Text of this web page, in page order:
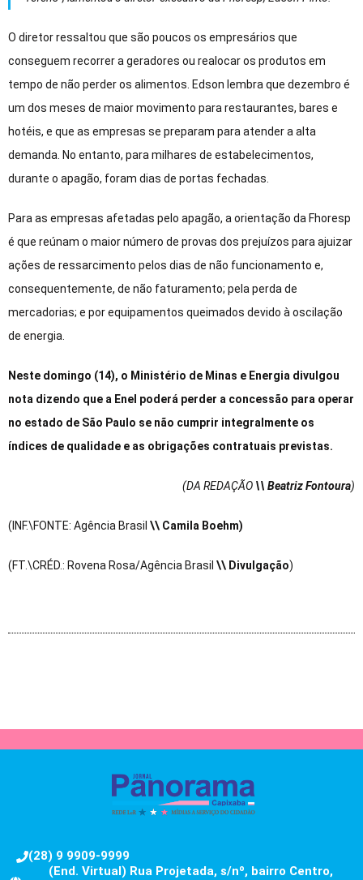
O diretor ressaltou que são poucos os empresários que
conseguem recorrer a geradores ou realocar os produtos em
tempo de não perder os alimentos. Edson lembra que dezembro é
um dos meses de maior movimento para restaurantes, bares e
hotéis, e que as empresas se preparam para atender a alta
demanda. No entanto, para milhares de estabelecimentos,
durante o apagão, foram dias de portas fechadas.
Para as empresas afetadas pelo apagão, a orientação da Fhoresp
é que reúnam o maior número de provas dos prejuízos para ajuizar
ações de ressarcimento pelos dias de não funcionamento e,
consequentemente, de não faturamento; pela perda de
mercadorias; e por equipamentos queimados devido à oscilação
de energia.
Neste domingo (14), o Ministério de Minas e Energia divulgou
nota dizendo que a Enel poderá perder a concessão para operar
no estado de São Paulo se não cumprir integralmente os
índices de qualidade e as obrigações contratuais previstas.
(DA REDAÇÃO \\ Beatriz Fontoura)
(INF.\FONTE: Agência Brasil \\ Camila Boehm)
(FT.\CRÉD.: Rovena Rosa/Agência Brasil \\ Divulgação)
(28) 9 9909-9999
(End. Virtual) Rua Projetada, s/nº, bairro Centro,